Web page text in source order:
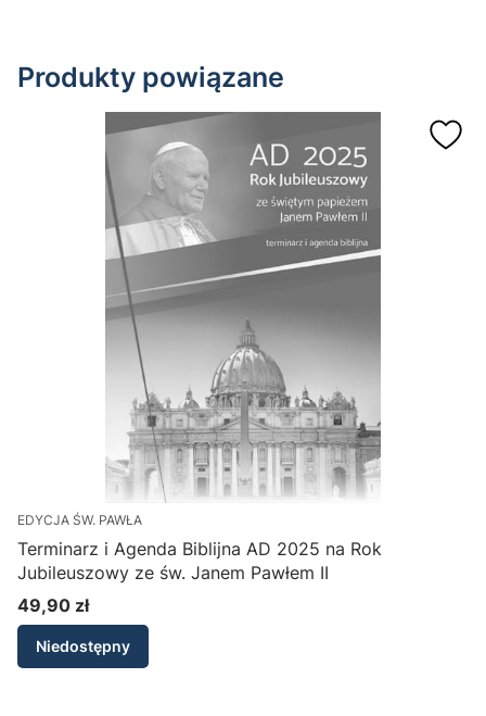
Produkty powiązane
EDYCJA ŚW. PAWŁA
Terminarz i Agenda Biblijna AD 2025 na Rok
Jubileuszowy ze św. Janem Pawłem II
Cena
49,90 zł
Niedostępny